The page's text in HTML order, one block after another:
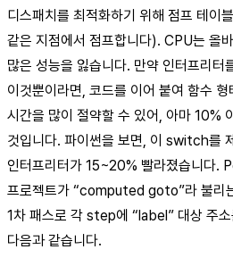
디스패치를 최적화하기 위해 점프 테이
같은 지점에서 점프합니다). CPU는 올
많은 성능을 잃습니다. 만약 인터프리터
이것뿐이라면, 코드를 이어 붙여 함수
시간을 많이 절약할 수 있어, 아마 10%
것입니다. 파이썬을 보면, 이 switch를
인터프리터가 15~20% 빨라졌습니다.
프로젝트가 “computed goto”라 불리
1차 패스로 각 step에 “label” 대상 주
다음과 같습니다.